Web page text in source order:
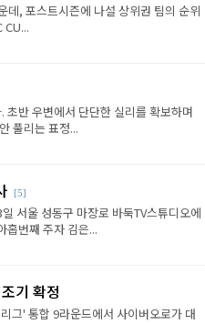
데, 포스트시즌에 나설 상위권 팀의 순위
CU...
반 우변에서 단단한 실리를 확보하며
풀리는 표정...
[5]
서울 성동구 마장로 바둑TV스튜디오에
홉번째 주자 김은...
기 확정
그' 통합 9라운드에서 사이버오로가 대